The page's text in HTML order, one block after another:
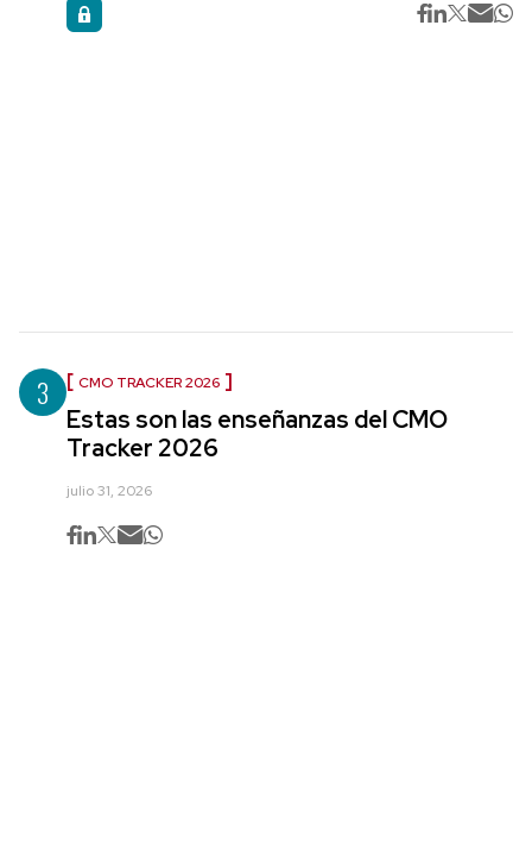
3 CMO TRACKER 2026
Estas son las enseñanzas del CMO
Tracker 2026
julio 31, 2026